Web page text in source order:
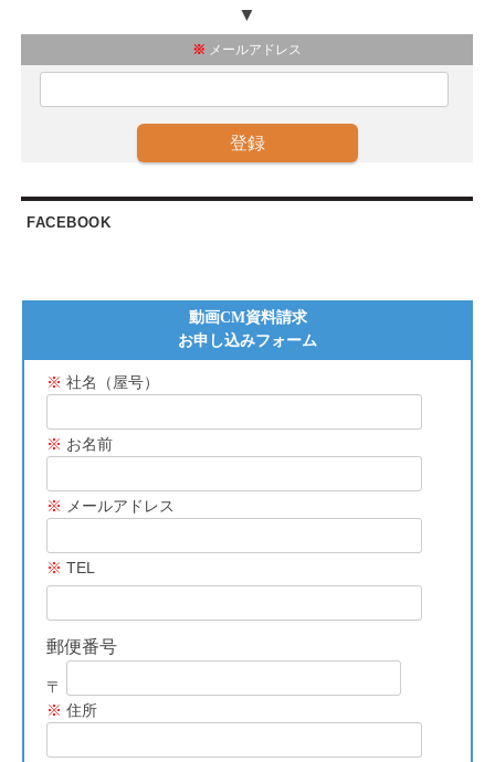
▼
※ メールアドレス
FACEBOOK
動画CM資料請求
お申し込みフォーム
※ 社名（屋号）
※ お名前
※ メールアドレス
※ TEL
郵便番号
〒
※ 住所